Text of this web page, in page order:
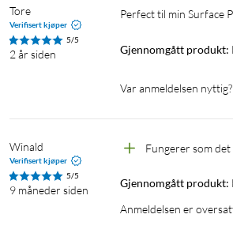
Tore
Verifisert kjøper
5/5
2 år siden
Perfect til min Surface
Gjennomgått produkt:
Var anmeldelsen nyttig?
Winald
Verifisert kjøper
5/5
9 måneder siden
Fungerer som
Gjennomgått produkt:
Anmeldelsen er